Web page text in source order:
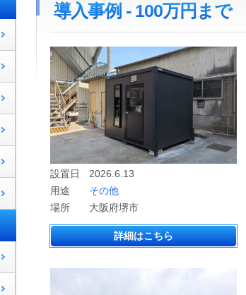
導入事例 - 100万円まで
設置日
2026.6.13
用途
その他
場所
大阪府堺市
詳細はこちら